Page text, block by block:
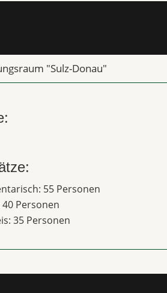
"Sulz-Donau"
55 Personen
Personen
35 Personen